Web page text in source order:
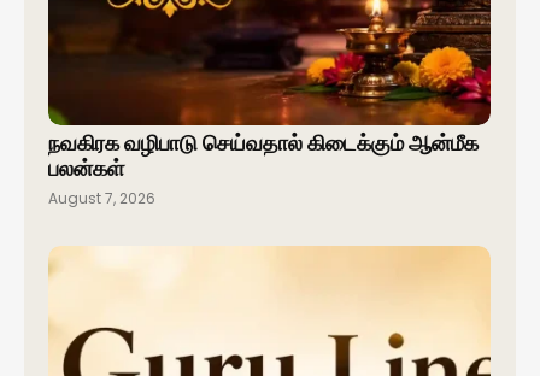
நவகிரக வழிபாடு செய்வதால் கிடைக்கும் ஆன்மீக
பலன்கள்
August 7, 2026